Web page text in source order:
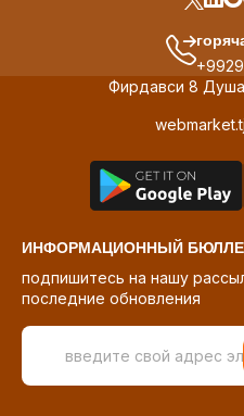
Фирдавси 8
ИНФОРМАЦИОННЫЙ
подпишитесь на нашу
последние обновления